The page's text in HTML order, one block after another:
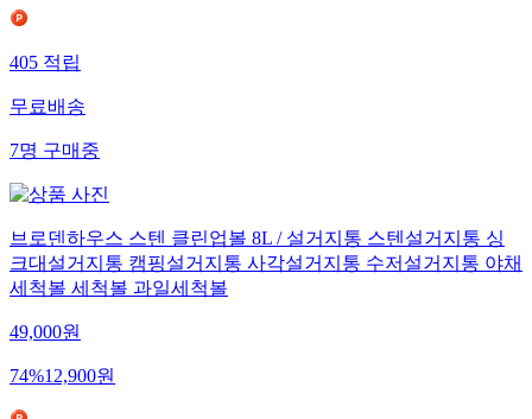
405적립
무료배송
7명구매중
브로덴하우스 스텐 클린업볼 8L / 설거지통 스텐설거지통 싱
크대설거지통 캠핑설거지통 사각설거지통 수저설거지통 야채
세척볼 세척볼 과일세척볼
49,000원
74%12,900원